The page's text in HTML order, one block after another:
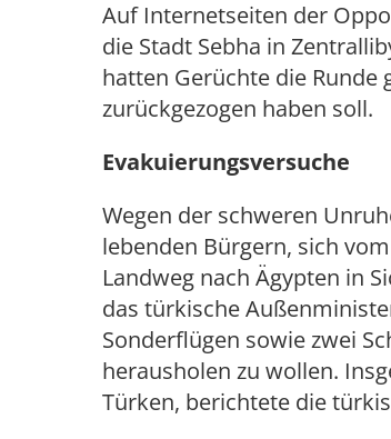
Auf Internetseiten der
die Stadt Sebha in
hatten Gerüchte die Runde
zurückgezogen haben soll.
Evakuierungsversuche
Wegen der schweren
lebenden Bürgern, sich
Landweg nach Ägypten in
das türkische
Sonderflügen sowie zwei
herausholen zu wollen.
Türken, berichtete die